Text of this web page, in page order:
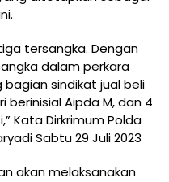
tersangka. Dengan
dalam perkara
bagian sindikat jual beli
berinisial Aipda M, dan 4
Kata Dirkrimum Polda
Sabtu 29 Juli 2023
akan melaksanakan